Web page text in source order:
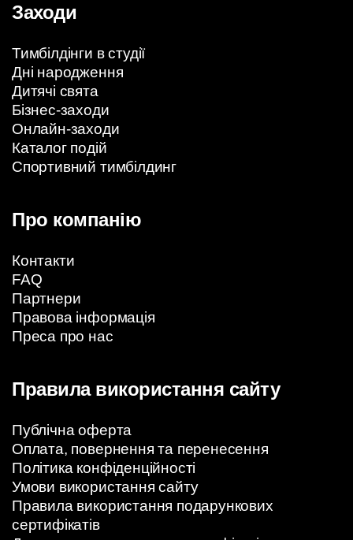
Заходи
Тимбілдінги в студії
Дні народження
Дитячі свята
Бізнес-заходи
Онлайн-заходи
Каталог подій
Спортивний тимбілдинг
Про компанію
Контакти
FAQ
Партнери
Правова інформація
Преса про нас
Правила використання сайту
Публічна оферта
Оплата, повернення та перенесення
Політика конфіденційності
Умови використання сайту
Правила використання подарункових
сертифікатів